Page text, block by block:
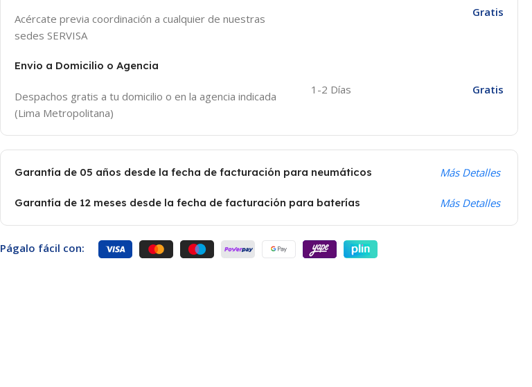
Acércate previa coordinación a cualquier de nuestras
sedes SERVISA
Gratis
Envio a Domicilio o Agencia
Despachos gratis a tu domicilio o en la agencia indicada
(Lima Metropolitana)
1-2 Días Gratis
Garantía de 05 años desde la fecha de facturación para neumáticos Más Detalles
Garantía de 12 meses desde la fecha de facturación para baterías Más Detalles
Págalo fácil con: